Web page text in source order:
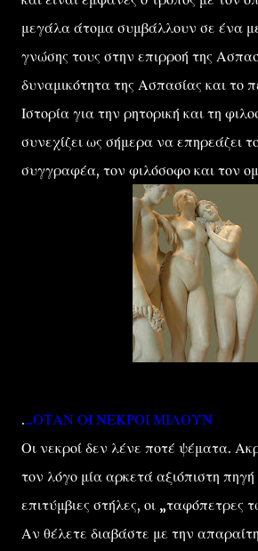
μεγάλα άτομα συμβάλλουν σε ένα
γνώσης τους στην επιρροή της
δυναμικότητα της Ασπασίας και το
Ιστορία για την ρητορική και τη
συνεχίζει ως σήμερα να επηρεάζει
συγγραφέα, τον φιλόσοφο και τον
....ΟΤΑΝ ΟΙ ΝΕΚΡΟΙ ΜΙΛΟΥΝ
Οι νεκροί δεν λένε ποτέ ψέματα.
τον λόγο μία αρκετά αξιόπιστη πηγή
επιτύμβιες στήλες, οι „ταφόπετρες
Αν θέλετε διαβάστε με την